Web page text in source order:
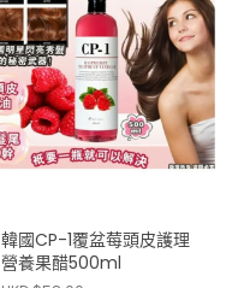
韓國CP-1覆盆莓頭皮護理
營養果醋500ml